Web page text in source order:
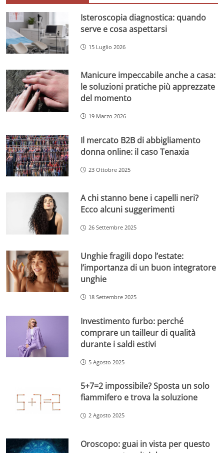
Isteroscopia diagnostica: quando
serve e cosa aspettarsi
15 Luglio 2026
Manicure impeccabile anche a casa:
le soluzioni pratiche più apprezzate
del momento
19 Marzo 2026
Il mercato B2B di abbigliamento
donna online: il caso Tenaxia
23 Ottobre 2025
A chi stanno bene i capelli neri?
Ecco alcuni suggerimenti
26 Settembre 2025
Unghie fragili dopo l’estate:
l’importanza di un buon integratore
unghie
18 Settembre 2025
Investimento furbo: perché
comprare un tailleur di qualità
durante i saldi estivi
5 Agosto 2025
5+7=2 impossibile? Sposta un solo
fiammifero e trova la soluzione
2 Agosto 2025
Oroscopo: guai in vista per questo